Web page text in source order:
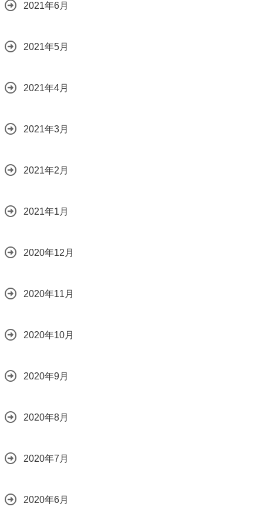
2021年6月
2021年5月
2021年4月
2021年3月
2021年2月
2021年1月
2020年12月
2020年11月
2020年10月
2020年9月
2020年8月
2020年7月
2020年6月